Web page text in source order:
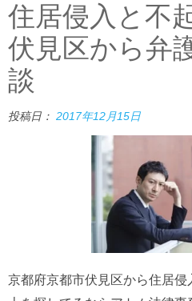
住居侵入と不
伏見区から弁
談
投稿日： 2017年12月15日
京都府京都市伏見区から住居